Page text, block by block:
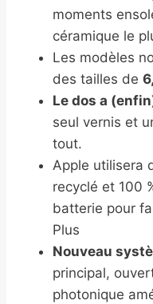
moments
céramique le
Les modèles
des tailles de
Le dos a
seul vernis et
tout.
Apple utilisera
recyclé et 100
batterie pour
Plus
Nouveau
principal,
photonique